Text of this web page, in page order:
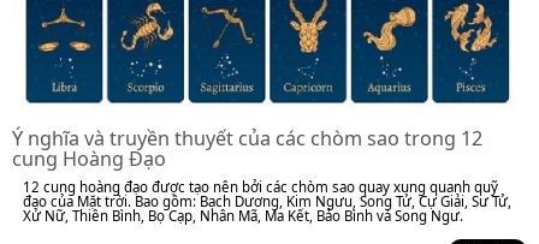
Ý nghĩa và truyền thuyết của các chòm sao trong 12
cung Hoàng Đạo
12 cung hoàng đạo được tạo nên bởi các chòm sao quay xung quanh quỹ
đạo của Mặt trời. Bao gồm: Bạch Dương, Kim Ngưu, Song Tử, Cự Giải, Sư Tử,
Xử Nữ, Thiên Bình, Bọ Cạp, Nhân Mã, Ma Kết, Bảo Bình và Song Ngư.